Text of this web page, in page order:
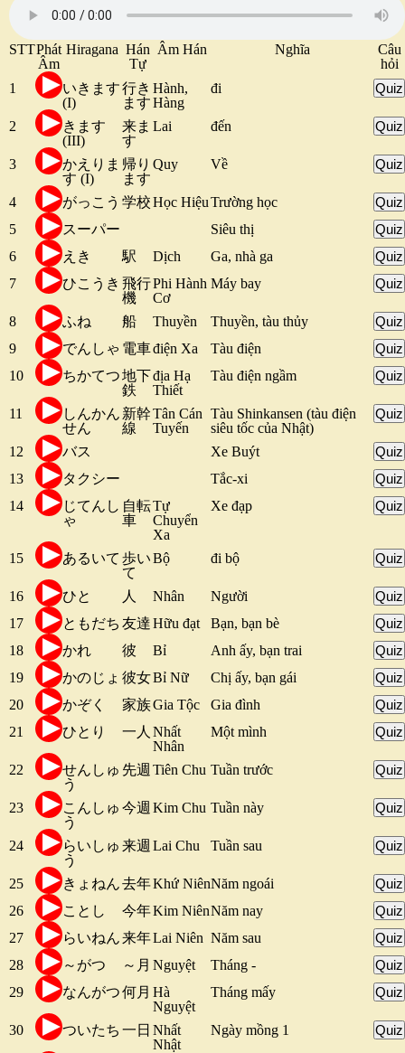
STTPhát
Âm
Hiragana Hán
Tự
Âm Hán Nghĩa
Câu
hỏi
1
いきます
(I)
行き
ます
Hành,
Hàng
đi Quiz
2
きます
(III)
来ま
す
Lai đến Quiz
3
かえりま
す (I)
帰り
ます
Quy Về Quiz
4 がっこう 学校Học HiệuTrường học
Quiz
5
スーパー Siêu thị
Quiz
6
えき 駅 Dịch Ga, nhà ga
Quiz
7
ひこうき 飛行
機
Phi Hành
Cơ
Máy bay Quiz
8 ふね 船 Thuyền Thuyền, tàu thủy
Quiz
9
でんしゃ 電車điện Xa Tàu điện
Quiz
10
ちかてつ地下
鉄
địa Hạ
Thiết
Tàu điện ngầm Quiz
11
しんかん
せん
新幹
線
Tân Cán
Tuyến
Tàu Shinkansen (tàu điện
siêu tốc của Nhật)
Quiz
12 バス Xe Buýt
Quiz
13
タクシー Tắc-xi
Quiz
14
じてんし
ゃ
自転
車
Tự
Chuyển
Xa
Xe đạp Quiz
15 あるいて 歩い
て
Bộ đi bộ Quiz
16 ひと 人 Nhân Người
Quiz
17
ともだち 友達Hữu đạt Bạn, bạn bè
Quiz
18
かれ 彼 Bỉ Anh ấy, bạn trai
Quiz
19
かのじょ 彼女Bỉ Nữ Chị ấy, bạn gái
Quiz
20
かぞく 家族Gia Tộc Gia đình
Quiz
21
ひとり 一人 Nhất
Nhân
Một mình Quiz
22
せんしゅ
う
先週 Tiên Chu Tuần trước Quiz
23
こんしゅ
う
今週 Kim Chu Tuần này Quiz
24
らいしゅ
う
来週 Lai Chu Tuần sau Quiz
25 きょねん去年Khứ NiênNăm ngoái
Quiz
26
ことし 今年Kim NiênNăm nay
Quiz
27
らいねん来年Lai Niên Năm sau
Quiz
28
～がつ ～月 Nguyệt Tháng -
Quiz
29
なんがつ何月 Hà
Nguyệt
Tháng mấy Quiz
30 ついたち 一日 Nhất
Nhật
Ngày mồng 1 Quiz